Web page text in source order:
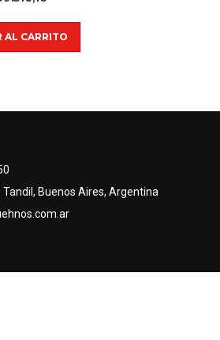
AL CARRITO
Tandil, Buenos Aires, Argentina